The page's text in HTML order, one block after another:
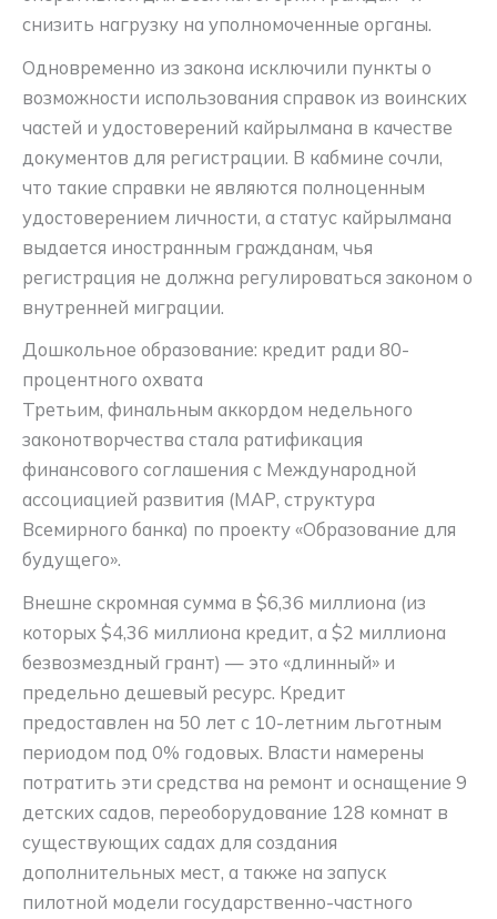
снизить нагрузку на уполномоченные органы.
Одновременно из закона исключили пункты о
возможности использования справок из воинских
частей и удостоверений кайрылмана в качестве
документов для регистрации. В кабмине сочли,
что такие справки не являются полноценным
удостоверением личности, а статус кайрылмана
выдается иностранным гражданам, чья
регистрация не должна регулироваться законом о
внутренней миграции.
Дошкольное образование: кредит ради 80-
процентного охвата
Третьим, финальным аккордом недельного
законотворчества стала ратификация
финансового соглашения с Международной
ассоциацией развития (МАР, структура
Всемирного банка) по проекту «Образование для
будущего».
Внешне скромная сумма в $6,36 миллиона (из
которых $4,36 миллиона кредит, а $2 миллиона
безвозмездный грант) — это «длинный» и
предельно дешевый ресурс. Кредит
предоставлен на 50 лет с 10-летним льготным
периодом под 0% годовых. Власти намерены
потратить эти средства на ремонт и оснащение 9
детских садов, переоборудование 128 комнат в
существующих садах для создания
дополнительных мест, а также на запуск
пилотной модели государственно-частного